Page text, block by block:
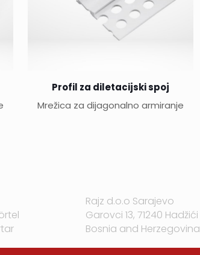
Profil za diletacijski spoj
Mrežica za dijagonalno armiranje
Rajz d.o.o Sarajevo
Garovci 13, 71240 Hadžići
Bosnia and Herzegovina